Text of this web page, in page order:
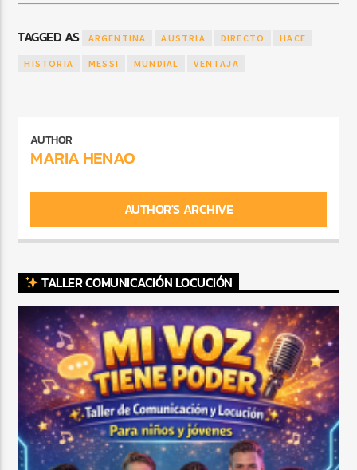
TAGGED AS ARGENTINA AUSTRIA DIRECTO HACE
HISTORIA MESSI MUNDIAL VENTAJA
AUTHOR
MARIA HENAO
AUTHOR'S ARCHIVE
TALLER COMUNICACIÓN LOCUCIÓN